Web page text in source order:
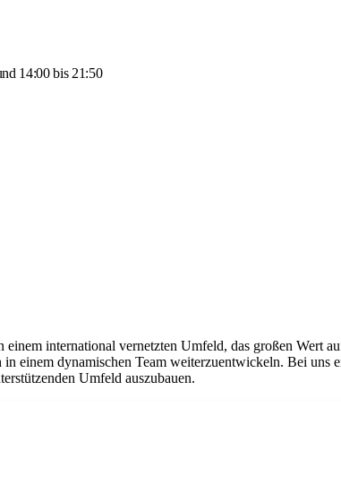
14:00 bis 21:50
international vernetzten Umfeld, das großen Wert
dynamischen Team weiterzuentwickeln. Bei uns
Umfeld auszubauen.